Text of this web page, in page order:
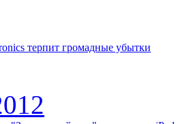
терпит громадные убытки